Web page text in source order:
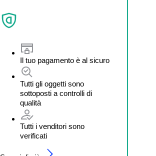
Il tuo pagamento è al sicuro
Tutti gli oggetti sono
sottoposti a controlli di
qualità
Tutti i venditori sono
verificati